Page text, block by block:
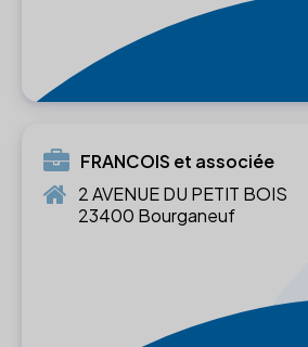
FRANCOIS et associée
2 AVENUE DU PETIT BOIS
23400 Bourganeuf